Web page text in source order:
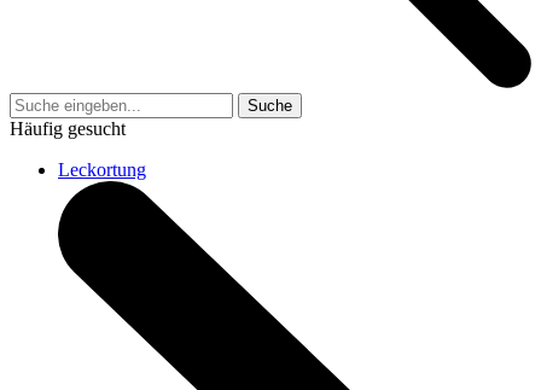
Suche
Häufig gesucht
Leckortung